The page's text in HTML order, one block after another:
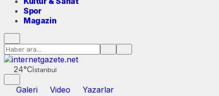
Spor
Magazin
24°Cİstanbul
Galeri Video
Yazarlar